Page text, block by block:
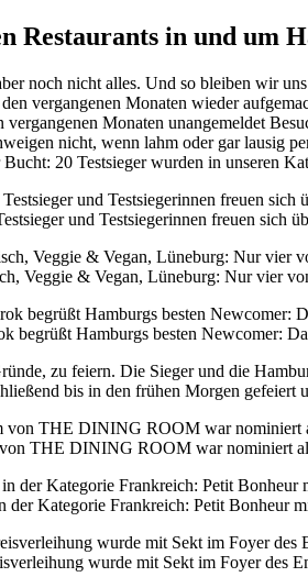
Restaurants in und um
noch nicht alles. Und so bleiben wir
vergangenen Monaten wieder
vergangenen Monaten unangemeldet
nicht, wenn lahm oder gar lausig
20 Testsieger wurden in unseren
und Testsiegerinnen freuen sich
Veggie & Vegan, Lüneburg: Nur vier
begrüßt Hamburgs besten Newcomer:
zu feiern. Die Sieger und die
bis in den frühen Morgen gefeiert
THE DINING ROOM war nominiert
der Kategorie Frankreich: Petit Bonheur
wurde mit Sekt im Foyer des